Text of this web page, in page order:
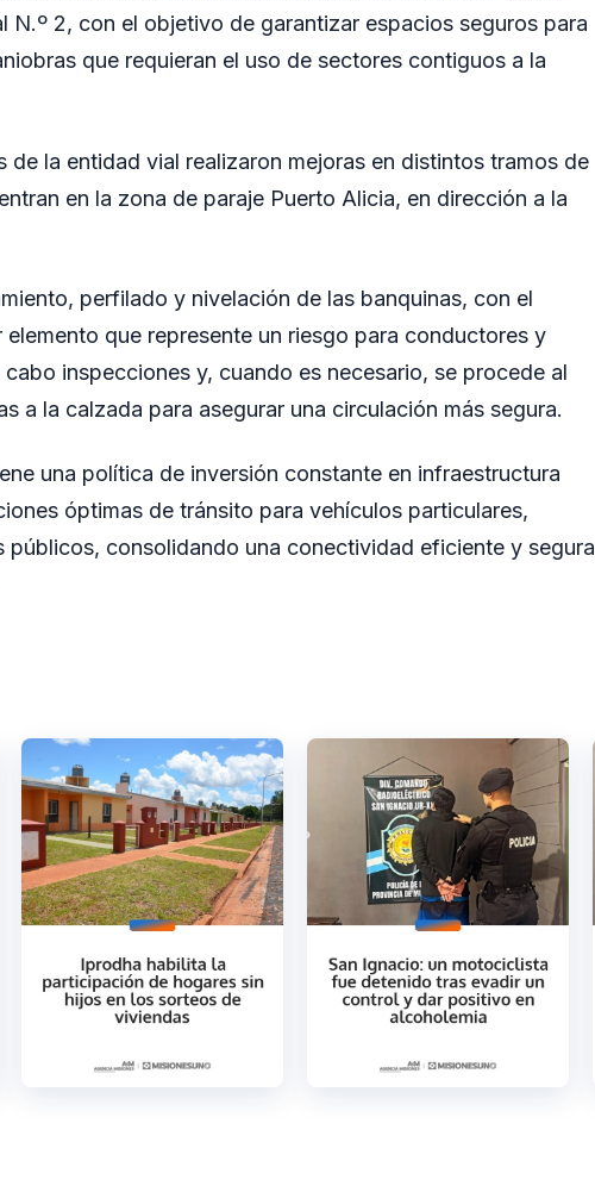
N.º 2, con el objetivo de garantizar espacios seguros para
que requieran el uso de sectores contiguos a la
de la entidad vial realizaron mejoras en distintos tramos de
en la zona de paraje Puerto Alicia, en dirección a la
perfilado y nivelación de las banquinas, con el
que represente un riesgo para conductores y
inspecciones y, cuando es necesario, se procede al
a la calzada para asegurar una circulación más segura.
una política de inversión constante en infraestructura
óptimas de tránsito para vehículos particulares,
consolidando una conectividad eficiente y segura